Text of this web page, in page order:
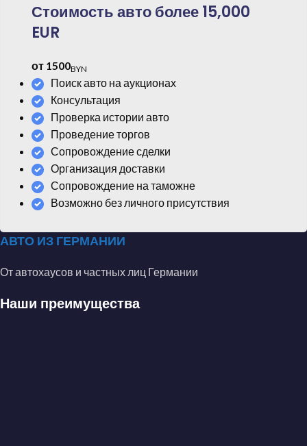
Стоимость авто более 15,000
EUR
от 1500BYN
Поиск авто на аукционах
Консультация
Проверка истории авто
Проведение торгов
Сопровождение сделки
Организация доставки
Сопровождение на таможне
Возможно без личного присутствия
АВТО ИЗ ГЕРМАНИИ
От автохаусов и частных лиц Германии
Наши преимущества